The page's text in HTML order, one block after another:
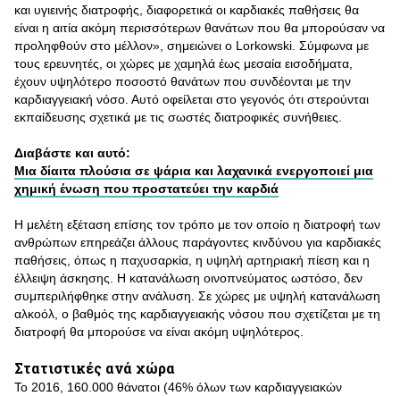
και υγιεινής διατροφής, διαφορετικά οι καρδιακές παθήσεις θα
είναι η αιτία ακόμη περισσότερων θανάτων που θα μπορούσαν να
προληφθούν στο μέλλον», σημειώνει ο Lorkowski. Σύμφωνα με
τους ερευνητές, οι χώρες με χαμηλά έως μεσαία εισοδήματα,
έχουν υψηλότερο ποσοστό θανάτων που συνδέονται με την
καρδιαγγειακή νόσο. Αυτό οφείλεται στο γεγονός ότι στερούνται
εκπαίδευσης σχετικά με τις σωστές διατροφικές συνήθειες.
Διαβάστε και αυτό:
Μια δίαιτα πλούσια σε ψάρια και λαχανικά ενεργοποιεί μια
χημική ένωση που προστατεύει την καρδιά
Η μελέτη εξέταση επίσης τον τρόπο με τον οποίο η διατροφή των
ανθρώπων επηρεάζει άλλους παράγοντες κινδύνου για καρδιακές
παθήσεις, όπως η παχυσαρκία, η υψηλή αρτηριακή πίεση και η
έλλειψη άσκησης. Η κατανάλωση οινοπνεύματος ωστόσο, δεν
συμπεριλήφθηκε στην ανάλυση. Σε χώρες με υψηλή κατανάλωση
αλκοόλ, ο βαθμός της καρδιαγγειακής νόσου που σχετίζεται με τη
διατροφή θα μπορούσε να είναι ακόμη υψηλότερος.
Στατιστικές ανά χώρα
Το 2016, 160.000 θάνατοι (46% όλων των καρδιαγγειακών